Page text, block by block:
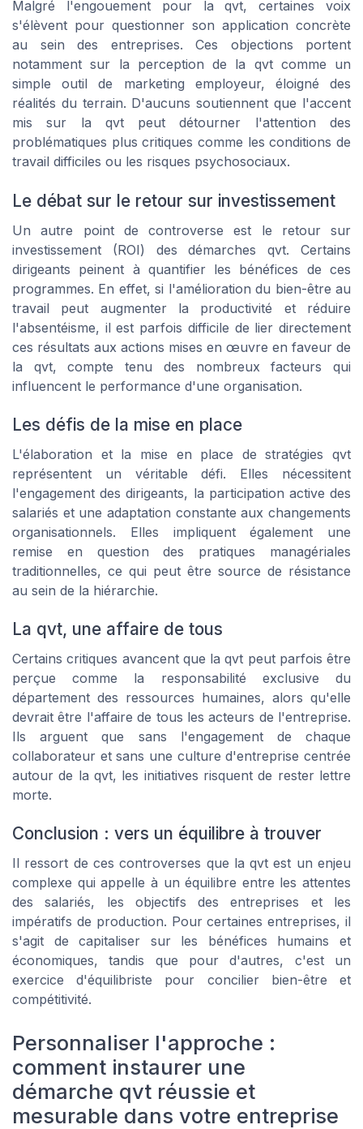
Malgré l'engouement pour la qvt, certaines voix
s'élèvent pour questionner son application concrète
au sein des entreprises. Ces objections portent
notamment sur la perception de la qvt comme un
simple outil de marketing employeur, éloigné des
réalités du terrain. D'aucuns soutiennent que l'accent
mis sur la qvt peut détourner l'attention des
problématiques plus critiques comme les conditions de
travail difficiles ou les risques psychosociaux.
Le débat sur le retour sur investissement
Un autre point de controverse est le retour sur
investissement (ROI) des démarches qvt. Certains
dirigeants peinent à quantifier les bénéfices de ces
programmes. En effet, si l'amélioration du bien-être au
travail peut augmenter la productivité et réduire
l'absentéisme, il est parfois difficile de lier directement
ces résultats aux actions mises en œuvre en faveur de
la qvt, compte tenu des nombreux facteurs qui
influencent le performance d'une organisation.
Les défis de la mise en place
L'élaboration et la mise en place de stratégies qvt
représentent un véritable défi. Elles nécessitent
l'engagement des dirigeants, la participation active des
salariés et une adaptation constante aux changements
organisationnels. Elles impliquent également une
remise en question des pratiques managériales
traditionnelles, ce qui peut être source de résistance
au sein de la hiérarchie.
La qvt, une affaire de tous
Certains critiques avancent que la qvt peut parfois être
perçue comme la responsabilité exclusive du
département des ressources humaines, alors qu'elle
devrait être l'affaire de tous les acteurs de l'entreprise.
Ils arguent que sans l'engagement de chaque
collaborateur et sans une culture d'entreprise centrée
autour de la qvt, les initiatives risquent de rester lettre
morte.
Conclusion : vers un équilibre à trouver
Il ressort de ces controverses que la qvt est un enjeu
complexe qui appelle à un équilibre entre les attentes
des salariés, les objectifs des entreprises et les
impératifs de production. Pour certaines entreprises, il
s'agit de capitaliser sur les bénéfices humains et
économiques, tandis que pour d'autres, c'est un
exercice d'équilibriste pour concilier bien-être et
compétitivité.
Personnaliser l'approche :
comment instaurer une
démarche qvt réussie et
mesurable dans votre entreprise